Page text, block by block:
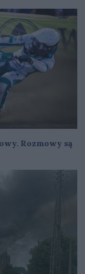
Rozmowy są